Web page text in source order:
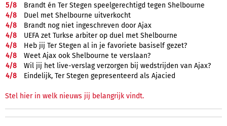
5/8
Brandt én Ter Stegen speelgerechtigd tegen Shelbourne
4/8
Duel met Shelbourne uitverkocht
4/8
Brandt nog niet ingeschreven door Ajax
4/8
UEFA zet Turkse arbiter op duel met Shelbourne
4/8
Heb jij Ter Stegen al in je favoriete basiself gezet?
4/8
Weet Ajax ook Shelbourne te verslaan?
4/8
Wil jij het live-verslag verzorgen bij wedstrijden van Ajax?
4/8 Eindelijk, Ter Stegen gepresenteerd als Ajacied
Stel hier in welk nieuws jij belangrijk vindt.